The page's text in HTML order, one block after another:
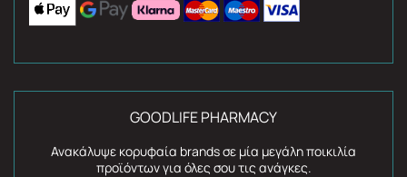
GOODLIFE PHARMACY
Ανακάλυψε κορυφαία brands σε μία μεγάλη ποικιλία
προϊόντων για όλες σου τις ανάγκες.